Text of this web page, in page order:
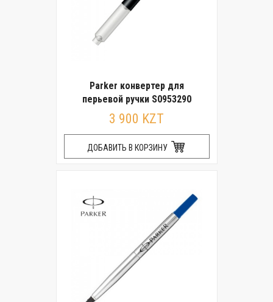
Parker конвертер для
перьевой ручки S0953290
3 900 KZT
ДОБАВИТЬ В КОРЗИНУ